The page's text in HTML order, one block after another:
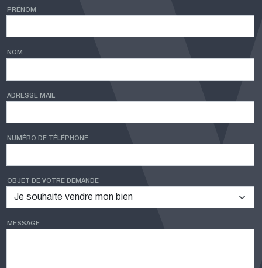
PRÉNOM
NOM
ADRESSE MAIL
NUMÉRO DE TÉLÉPHONE
OBJET DE VOTRE DEMANDE
MESSAGE